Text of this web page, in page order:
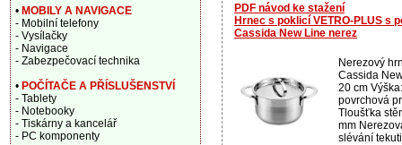
PDF návod ke stažení
Hrnec s poklicí VETRO-PLUS s
Cassida New Line nerez
Nerezový
Cassida
20 cm
povrchová
Tloušťka
mm
slévání
• MOBILY A NAVIGACE
- Mobilní telefony
- Vysílačky
- Navigace
- Zabezpečovací technika
• POČÍTAČE A PŘÍSLUŠENSTVÍ
- Tablety
- Notebooky
- Tiskárny a kancelář
- PC komponenty